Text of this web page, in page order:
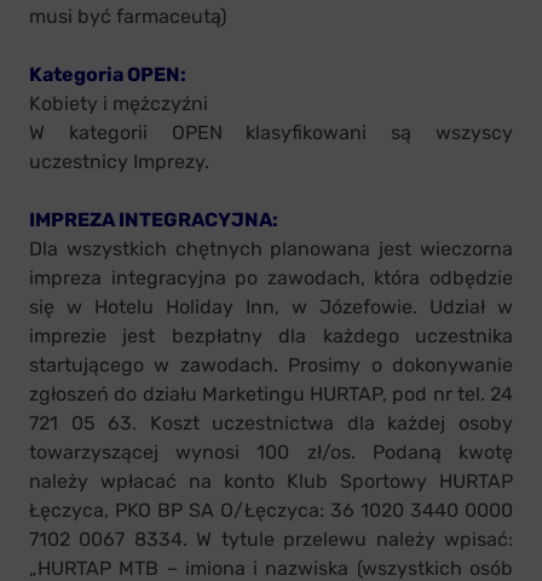
musi być farmaceutą)
Kategoria OPEN:
Kobiety i mężczyźni
W kategorii OPEN klasyfikowani są wszyscy
uczestnicy Imprezy.
IMPREZA INTEGRACYJNA:
Dla wszystkich chętnych planowana jest wieczorna
impreza integracyjna po zawodach, która odbędzie
się w Hotelu Holiday Inn, w Józefowie. Udział w
imprezie jest bezpłatny dla każdego uczestnika
startującego w zawodach. Prosimy o dokonywanie
zgłoszeń do działu Marketingu HURTAP, pod nr tel. 24
721 05 63. Koszt uczestnictwa dla każdej osoby
towarzyszącej wynosi 100 zł/os. Podaną kwotę
należy wpłacać na konto Klub Sportowy HURTAP
Łęczyca, PKO BP SA O/Łęczyca: 36 1020 3440 0000
7102 0067 8334. W tytule przelewu należy wpisać:
„HURTAP MTB – imiona i nazwiska (wszystkich osób